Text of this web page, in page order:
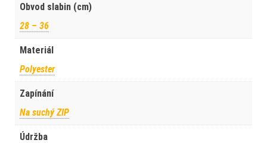
Obvod slabin (cm)
28 – 36
Materiál
Polyester
Zapínání
Na suchý ZIP
Údržba